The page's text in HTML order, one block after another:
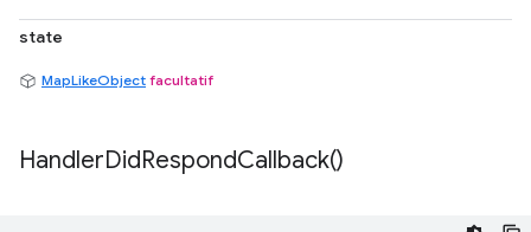
state
MapLikeObject facultatif
HandlerDidRespondCallback()